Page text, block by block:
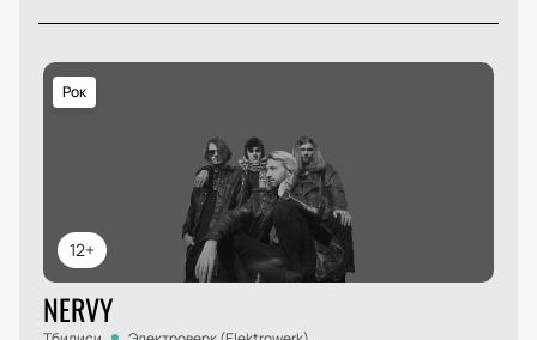
12+
Рок
NERVY